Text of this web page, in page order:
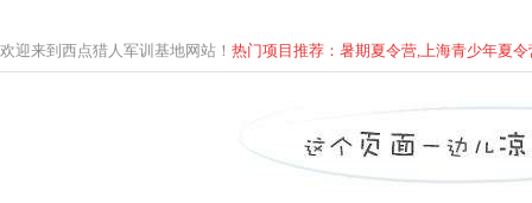
欢迎来到西点猎人军训基地网站！ 热门项目推荐：暑期夏令营,上海青少年夏令